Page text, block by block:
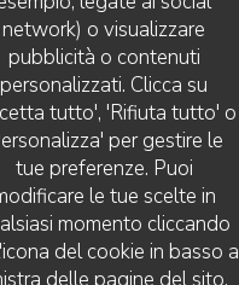
network) o visualizzare
pubblicità o contenuti
personalizzati. Clicca su
tutto', 'Rifiuta tutto' o
per gestire le
tue preferenze. Puoi
le tue scelte in
momento cliccando
del cookie in basso a
COEUR DU TRIEVES